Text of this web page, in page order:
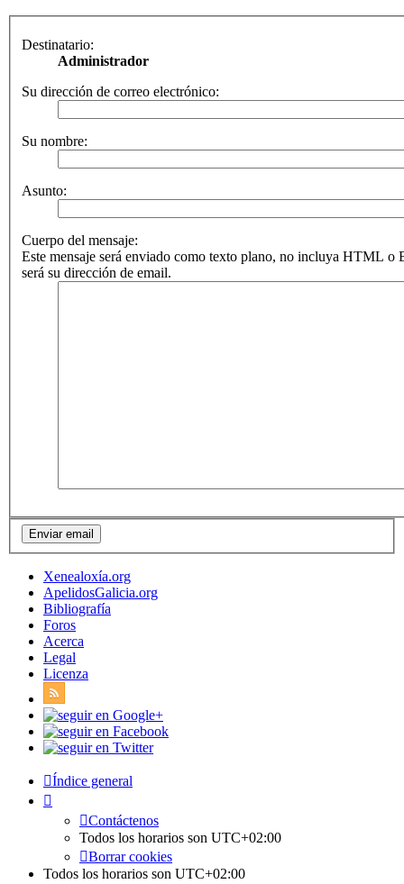
Destinatario:
Administrador
Su dirección de correo electrónico:
Su nombre:
Asunto:
Cuerpo del mensaje:
Este mensaje será enviado como texto plano, no incluya HTML o
será su dirección de email.
Xenealoxía.org
ApelidosGalicia.org
Bibliografía
Foros
Acerca
Legal
Licenza
Índice general
Contáctenos
Todos los horarios son UTC+02:00
Borrar cookies
Todos los horarios son UTC+02:00